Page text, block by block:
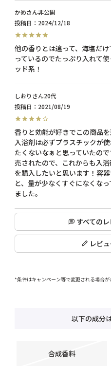
かめ
非公開
投稿日
2024/12/18
他の香りとは違って、海塩だ
っているのでたっぷり入れて
ッド系！
しおり
20代
投稿日
2021/08/19
香りと効能が好きでこの商品
入浴剤は必ずプラスチックが
たくないなぁと思っていたの
売されたので、これからも入
を購入したいと思います！容
と、量が少なくすぐになくな
ました。
すべての
レビ
*条件はキャンペーン等で変更される場合が
以下の成分
合成香料